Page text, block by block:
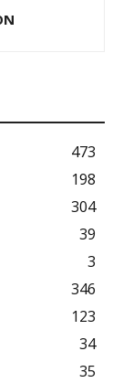
473
198
304
39
3
346
123
34
35